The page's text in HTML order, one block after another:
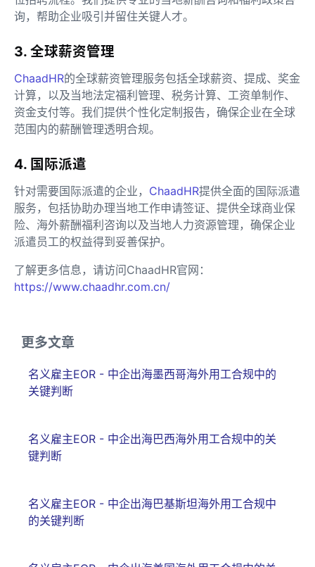
询，帮助企业吸引并留住关键人才。
3. 全球薪资管理
ChaadHR的全球薪资管理服务包括全球薪资、提成、奖金
计算，以及当地法定福利管理、税务计算、工资单制作、
资金支付等。我们提供个性化定制报告，确保企业在全球
范围内的薪酬管理透明合规。
4. 国际派遣
针对需要国际派遣的企业， ChaadHR提供全面的国际派遣
服务，包括协助办理当地工作申请签证、提供全球商业保
险、海外薪酬福利咨询以及当地人力资源管理，确保企业
派遣员工的权益得到妥善保护。
了解更多信息，请访问ChaadHR官网：
https://www.chaadhr.com.cn/
更多文章
名义雇主EOR - 中企出海墨西哥海外用工合规中的
关键判断
名义雇主EOR - 中企出海巴西海外用工合规中的关
键判断
名义雇主EOR - 中企出海巴基斯坦海外用工合规中
的关键判断